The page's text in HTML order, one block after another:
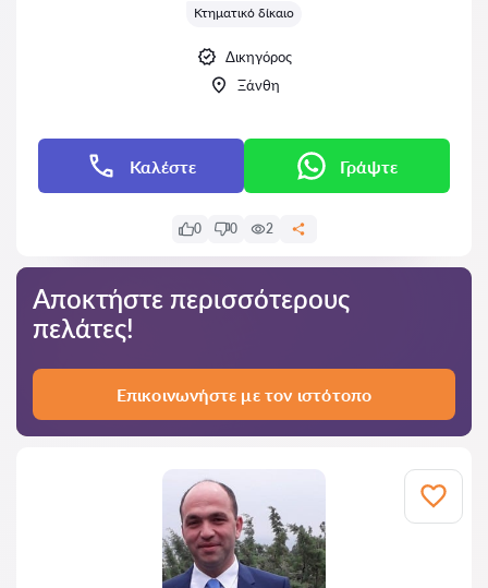
Κτηματικό δίκαιο
Δικηγόρος
Ξάνθη
Καλέστε Γράψτε
0 0 2
Αποκτήστε περισσότερους
πελάτες!
Επικοινωνήστε με τον ιστότοπο